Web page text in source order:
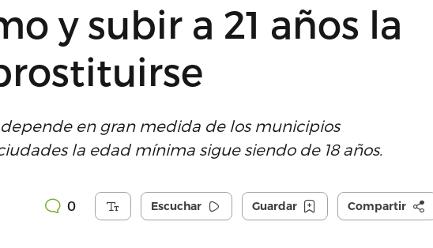
y subir a 21 años la
en gran medida de los municipios
la edad mínima sigue siendo de 18 años.
0 Escuchar Guardar Compartir